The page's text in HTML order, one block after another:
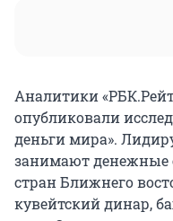
Аналитики
опубликовали
деньги мира».
занимают
стран Ближнего
кувейтский динар,